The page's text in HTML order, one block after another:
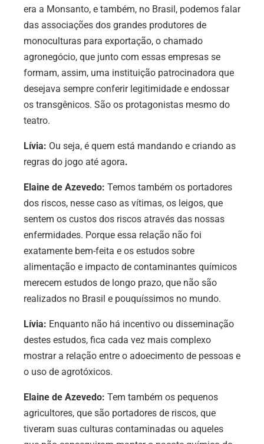
era a Monsanto, e também, no Brasil, podemos falar
das associações dos grandes produtores de
monoculturas para exportação, o chamado
agronegócio, que junto com essas empresas se
formam, assim, uma instituição patrocinadora que
desejava sempre conferir legitimidade e endossar
os transgênicos. São os protagonistas mesmo do
teatro.
Lívia: Ou seja, é quem está mandando e criando as
regras do jogo até agora.
Elaine de Azevedo: Temos também os portadores
dos riscos, nesse caso as vítimas, os leigos, que
sentem os custos dos riscos através das nossas
enfermidades. Porque essa relação não foi
exatamente bem-feita e os estudos sobre
alimentação e impacto de contaminantes químicos
merecem estudos de longo prazo, que não são
realizados no Brasil e pouquíssimos no mundo.
Lívia: Enquanto não há incentivo ou disseminação
destes estudos, fica cada vez mais complexo
mostrar a relação entre o adoecimento de pessoas e
o uso de agrotóxicos.
Elaine de Azevedo: Tem também os pequenos
agricultores, que são portadores de riscos, que
tiveram suas culturas contaminadas ou aqueles